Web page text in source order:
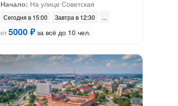
Начало: На улице Советская
Сегодня в 15:00
Завтра в 12:30
от5000 ₽за всё до 10 чел.